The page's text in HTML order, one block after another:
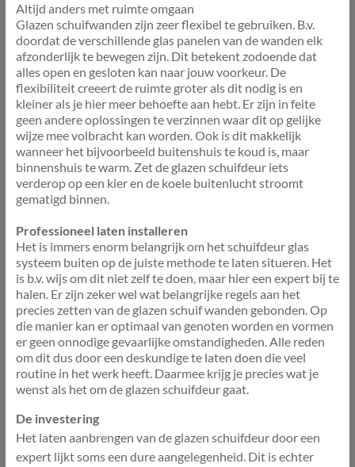
Altijd anders met ruimte omgaan
Glazen schuifwanden zijn zeer flexibel te gebruiken. B.v.
doordat de verschillende glas panelen van de wanden elk
afzonderlijk te bewegen zijn. Dit betekent zodoende dat
alles open en gesloten kan naar jouw voorkeur. De
flexibiliteit creeert de ruimte groter als dit nodig is en
kleiner als je hier meer behoefte aan hebt. Er zijn in feite
geen andere oplossingen te verzinnen waar dit op gelijke
wijze mee volbracht kan worden. Ook is dit makkelijk
wanneer het bijvoorbeeld buitenshuis te koud is, maar
binnenshuis te warm. Zet de glazen schuifdeur iets
verderop op een kier en de koele buitenlucht stroomt
gematigd binnen.
Professioneel laten installeren
Het is immers enorm belangrijk om het schuifdeur glas
systeem buiten op de juiste methode te laten situeren. Het
is b.v. wijs om dit niet zelf te doen, maar hier een expert bij te
halen. Er zijn zeker wel wat belangrijke regels aan het
precies zetten van de glazen schuif wanden gebonden. Op
die manier kan er optimaal van genoten worden en vormen
er geen onnodige gevaarlijke omstandigheden. Alle reden
om dit dus door een deskundige te laten doen die veel
routine in het werk heeft. Daarmee krijg je precies wat je
wenst als het om de glazen schuifdeur gaat.
De investering
Het laten aanbrengen van de glazen schuifdeur door een
expert lijkt soms een dure aangelegenheid. Dit is echter